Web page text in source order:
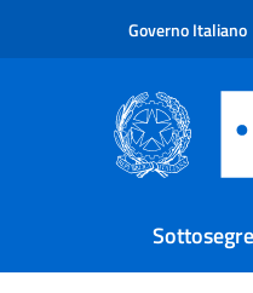
Governo Italiano